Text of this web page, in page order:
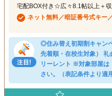
宅配BOX付き☆広々8.1帖以上＋
ネット無料／暗証番号式キー
◎住み替え初期割キャン
先着順・在校生対象） 礼
リーレント ※対象部屋は
さい。（表記条件より適用